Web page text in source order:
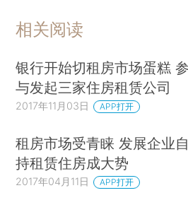
相关阅读
银行开始切租房市场蛋糕 参
与发起三家住房租赁公司
2017年11月03日 APP打开
租房市场受青睐 发展企业自
持租赁住房成大势
2017年04月11日 APP打开